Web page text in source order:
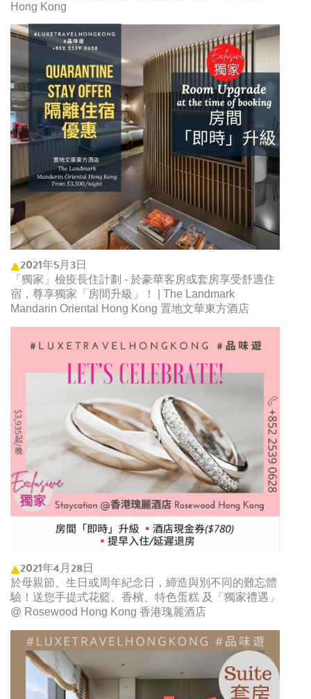
Hong Kong
2021年5月3日
「獨家」檢疫長住計劃 - 於豪華客房或套房享受舒適住
宿，尊享獨家「房間升級」！ | The Landmark
Mandarin Oriental Hong Kong 置地文華東方酒店
2021年4月28日
於母親節、生日或周年紀念日，締造與別不同的難忘體
驗！送您手提式花籃、香檳、特色蛋糕 及「獨家禮遇」
@ Rosewood Hong Kong 香港瑰麗酒店